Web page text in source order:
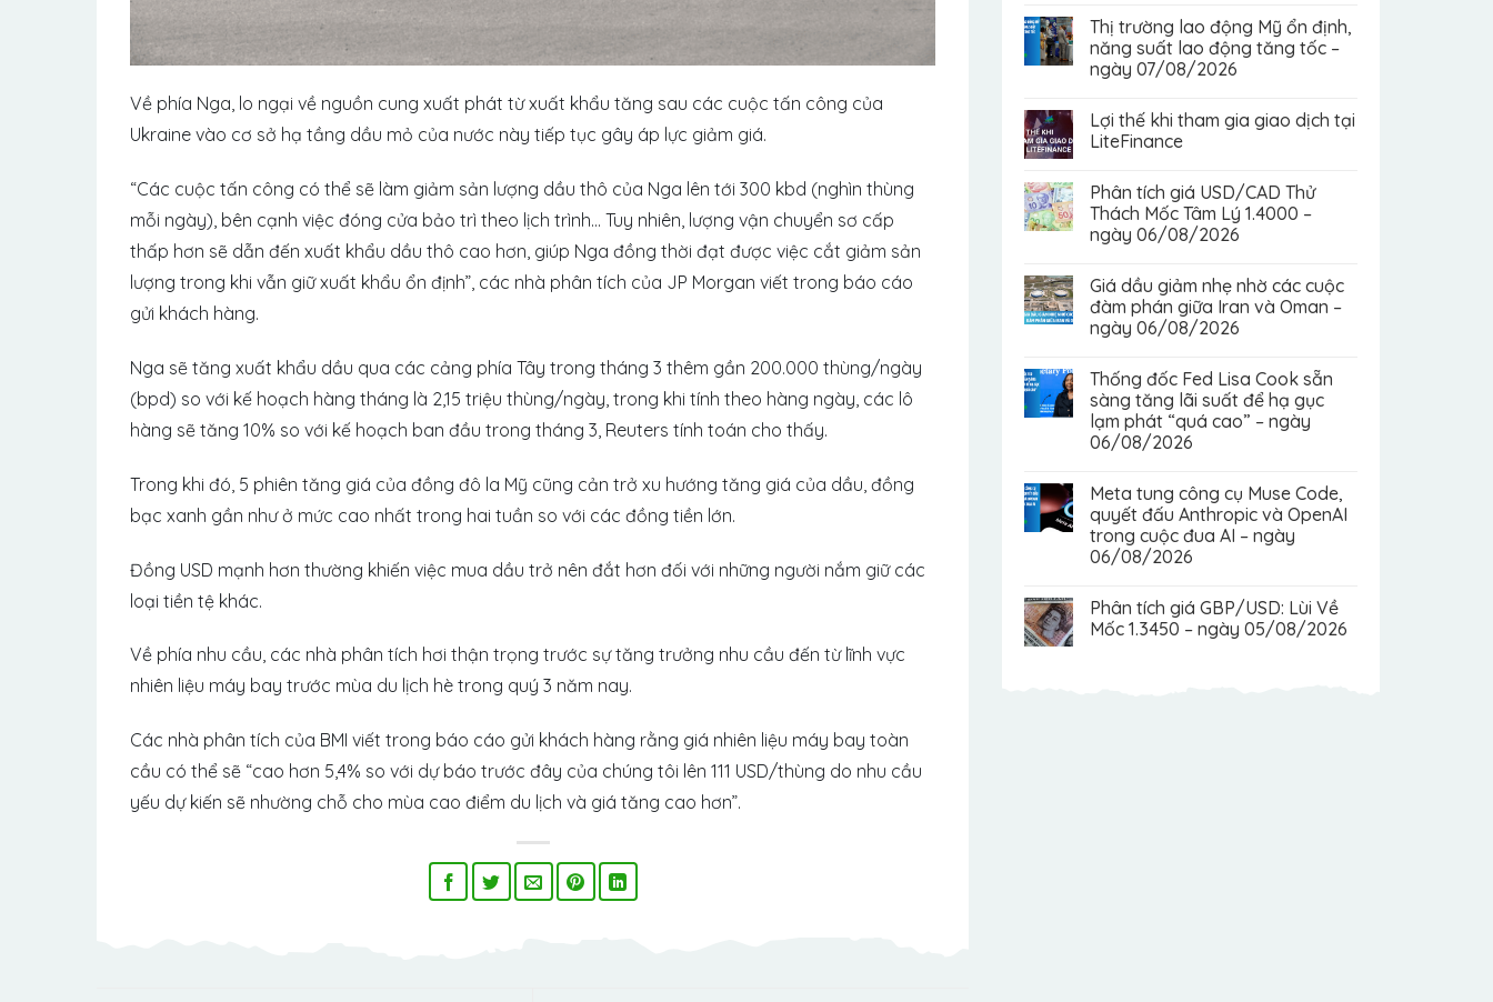
Về phía Nga, lo ngại về nguồn cung xuất phát từ xuất khẩu tăng sau các cuộc tấn công của
Ukraine vào cơ sở hạ tầng dầu mỏ của nước này tiếp tục gây áp lực giảm giá.
“Các cuộc tấn công có thể sẽ làm giảm sản lượng dầu thô của Nga lên tới 300 kbd (nghìn thùng
mỗi ngày), bên cạnh việc đóng cửa bảo trì theo lịch trình… Tuy nhiên, lượng vận chuyển sơ cấp
thấp hơn sẽ dẫn đến xuất khẩu dầu thô cao hơn, giúp Nga đồng thời đạt được việc cắt giảm sản
lượng trong khi vẫn giữ xuất khẩu ổn định”, các nhà phân tích của JP Morgan viết trong báo cáo
gửi khách hàng.
Nga sẽ tăng xuất khẩu dầu qua các cảng phía Tây trong tháng 3 thêm gần 200.000 thùng/ngày
(bpd) so với kế hoạch hàng tháng là 2,15 triệu thùng/ngày, trong khi tính theo hàng ngày, các lô
hàng sẽ tăng 10% so với kế hoạch ban đầu trong tháng 3, Reuters tính toán cho thấy.
Trong khi đó, 5 phiên tăng giá của đồng đô la Mỹ cũng cản trở xu hướng tăng giá của dầu, đồng
bạc xanh gần như ở mức cao nhất trong hai tuần so với các đồng tiền lớn.
Đồng USD mạnh hơn thường khiến việc mua dầu trở nên đắt hơn đối với những người nắm giữ các
loại tiền tệ khác.
Về phía nhu cầu, các nhà phân tích hơi thận trọng trước sự tăng trưởng nhu cầu đến từ lĩnh vực
nhiên liệu máy bay trước mùa du lịch hè trong quý 3 năm nay.
Các nhà phân tích của BMI viết trong báo cáo gửi khách hàng rằng giá nhiên liệu máy bay toàn
cầu có thể sẽ “cao hơn 5,4% so với dự báo trước đây của chúng tôi lên 111 USD/thùng do nhu cầu
yếu dự kiến ​​sẽ nhường chỗ cho mùa cao điểm du lịch và giá tăng cao hơn”.
Thị trường lao động Mỹ ổn định,
năng suất lao động tăng tốc –
ngày 07/08/2026
Lợi thế khi tham gia giao dịch tại
LiteFinance
Phân tích giá USD/CAD Thử
Thách Mốc Tâm Lý 1.4000 –
ngày 06/08/2026
Giá dầu giảm nhẹ nhờ các cuộc
đàm phán giữa Iran và Oman –
ngày 06/08/2026
Thống đốc Fed Lisa Cook sẵn
sàng tăng lãi suất để hạ gục
lạm phát “quá cao” – ngày
06/08/2026
Meta tung công cụ Muse Code,
quyết đấu Anthropic và OpenAI
trong cuộc đua AI – ngày
06/08/2026
Phân tích giá GBP/USD: Lùi Về
Mốc 1.3450 – ngày 05/08/2026